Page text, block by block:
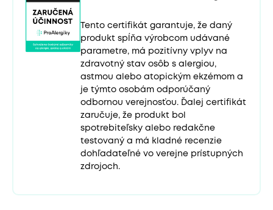
Tento certifikát garantuje, že daný
produkt spĺňa výrobcom udávané
parametre, má pozitívny vplyv na
zdravotný stav osôb s alergiou,
astmou alebo atopickým ekzémom a
je týmto osobám odporúčaný
odbornou verejnosťou. Ďalej certifikát
zaručuje, že produkt bol
spotrebiteľsky alebo redakčne
testovaný a má kladné recenzie
dohľadateľné vo verejne prístupných
zdrojoch.